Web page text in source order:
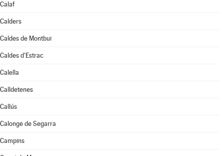
Calaf
Calders
Caldes de Montbui
Caldes d'Estrac
Calella
Calldetenes
Callús
Calonge de Segarra
Campins